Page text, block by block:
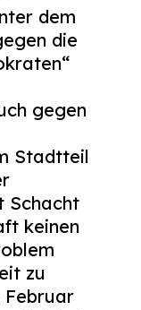
dem
die
gegen
Stadtteil
Schacht
keinen
zu
Februar